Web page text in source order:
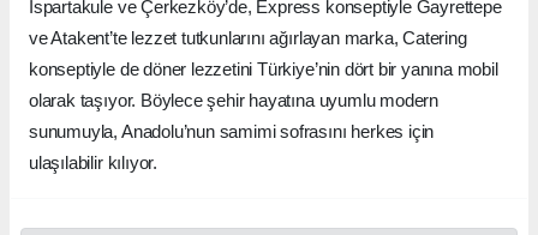
Ispartakule ve Çerkezköy’de, Express konseptiyle Gayrettepe
ve Atakent’te lezzet tutkunlarını ağırlayan marka, Catering
konseptiyle de döner lezzetini Türkiye’nin dört bir yanına mobil
olarak taşıyor. Böylece şehir hayatına uyumlu modern
sunumuyla, Anadolu’nun samimi sofrasını herkes için
ulaşılabilir kılıyor.